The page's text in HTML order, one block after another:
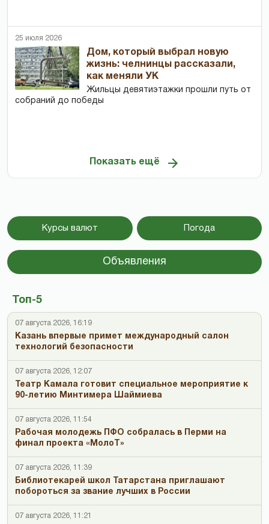
25 июля 2026
Дом, который выбрал новую
жизнь: челнинцы рассказали,
как меняли УК
Жильцы девятиэтажки прошли путь от
собраний до победы
Показать ещё
Курсы валют Погода
Объявления
Топ-5
07 августа 2026, 16:19
Казань впервые примет международный салон
технологий безопасности
07 августа 2026, 12:07
Театр Камала готовит специальное мероприятие к
90-летию Минтимера Шаймиева
07 августа 2026, 11:54
Рабочая молодежь ПФО собралась в Перми на
финал проекта «МолоТ»
07 августа 2026, 11:39
Библиотекарей школ Татарстана приглашают
побороться за звание лучших в России
07 августа 2026, 11:21